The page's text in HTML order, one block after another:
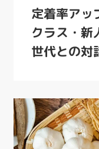
定着率アッ
クラス・新
世代との対